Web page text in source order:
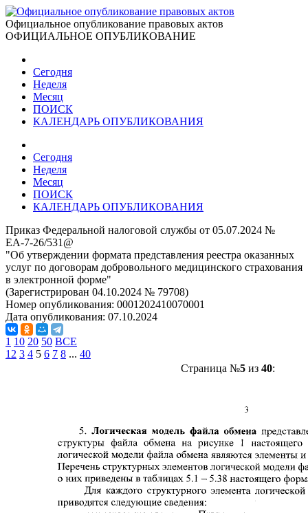
Официальное опубликование правовых актов
ОФИЦИАЛЬНОЕ ОПУБЛИКОВАНИЕ
Сегодня
Неделя
Месяц
ПОИСК
КАЛЕНДАРЬ ОПУБЛИКОВАНИЯ
Сегодня
Неделя
Месяц
ПОИСК
КАЛЕНДАРЬ ОПУБЛИКОВАНИЯ
Приказ Федеральной налоговой службы от 05.07.2024 №
ЕА-7-26/531@
"Об утверждении формата представления реестра оказанных
услуг по договорам добровольного медицинского страхования
в электронной форме"
(Зарегистрирован 04.10.2024 № 79708)
Номер опубликования: 0001202410070001
Дата опубликования: 07.10.2024
1 10 20 50 ВСЕ
1 2 3 4 5 6 7 8 ... 40
Страница №5из 40: